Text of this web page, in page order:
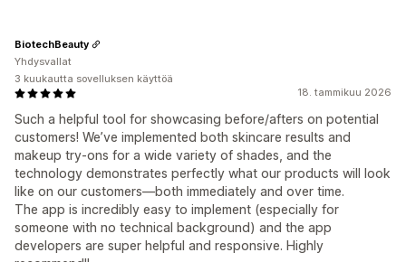
18. tammikuu 2026
Such a helpful tool for showcasing before/afters on potential
customers! We’ve implemented both skincare results and
makeup try-ons for a wide variety of shades, and the
technology demonstrates perfectly what our products will look
like on our customers—both immediately and over time.
The app is incredibly easy to implement (especially for
someone with no technical background) and the app
developers are super helpful and responsive. Highly
BiotechBeauty
Yhdysvallat
3 kuukautta sovelluksen käyttöä